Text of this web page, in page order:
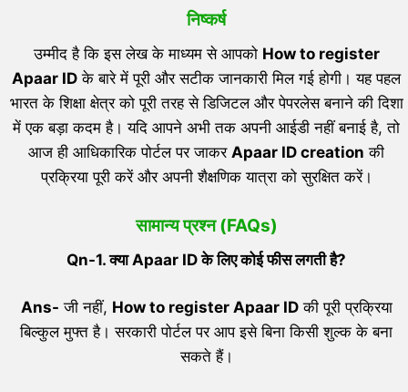
निष्कर्ष
उम्मीद है कि इस लेख के माध्यम से आपको How to register
Apaar ID के बारे में पूरी और सटीक जानकारी मिल गई होगी। यह पहल
भारत के शिक्षा क्षेत्र को पूरी तरह से डिजिटल और पेपरलेस बनाने की दिशा
में एक बड़ा कदम है। यदि आपने अभी तक अपनी आईडी नहीं बनाई है, तो
आज ही आधिकारिक पोर्टल पर जाकर Apaar ID creation की
प्रक्रिया पूरी करें और अपनी शैक्षणिक यात्रा को सुरक्षित करें।
सामान्य प्रश्न (FAQs)
Qn-1.क्याApaar IDके लिए कोई फीस लगती है?
Ans- जी नहीं, How to register Apaar IDकी पूरी प्रक्रिया
बिल्कुल मुफ्त है। सरकारी पोर्टल पर आप इसे बिना किसी शुल्क के बना
सकते हैं।